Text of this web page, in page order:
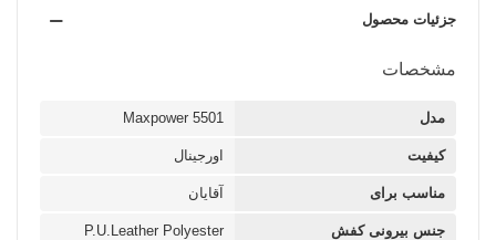
جزئیات محصول
مشخصات
مدل Maxpower 5501
کیفیت اورجینال
مناسب برای آقایان
جنس بیرونی کفش P.U.Leather Polyester